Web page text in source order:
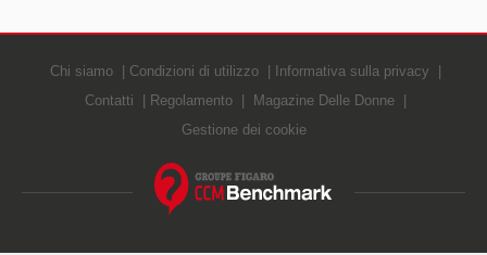
Chi siamo Condizioni di utilizzo
Informativa sulla privacy
Contatti
Regolamento
Magazine Delle Donne
Gestione dei cookie